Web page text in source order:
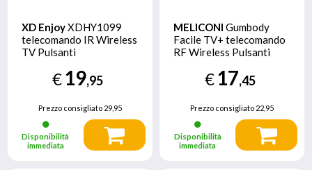
XD EnjoyXDHY1099
telecomando IR Wireless
TV Pulsanti
€19,95
Prezzo consigliato29,95
Disponibilità
immediata
MELICONI Gumbody
Facile TV+ telecomando
RF Wireless Pulsanti
€17,45
Prezzo consigliato 22,95
Disponibilità
immediata